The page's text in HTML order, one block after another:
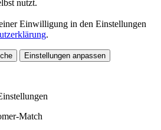
nutzt.
Einwilligung in den Einstellungen
.
Einstellungen anpassen
Match